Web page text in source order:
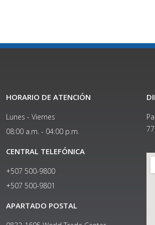
HORARIO DE ATENCIÓN
Lunes - Viernes
08:00 a.m. - 04:00 p.m.
CENTRAL TELEFÓNICA
+507 500-9800
+507 500-9801​
APARTADO POSTAL